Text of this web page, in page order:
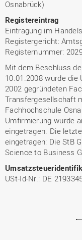
Osnabrück)
Registereintrag
Eintragung im
Registergericht:
Registernummer:
Mit dem Beschluss
10.01.2008 wurde
2002 gegründeten
Transfergesellschaft
Fachhochschule
Umfirmierung wurde
eingetragen. Die
eingetragen: Die StB
Science to Business
USt-Id-Nr.: DE